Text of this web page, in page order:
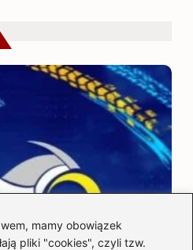
mamy obowiązek
pliki "cookies", czyli tzw.